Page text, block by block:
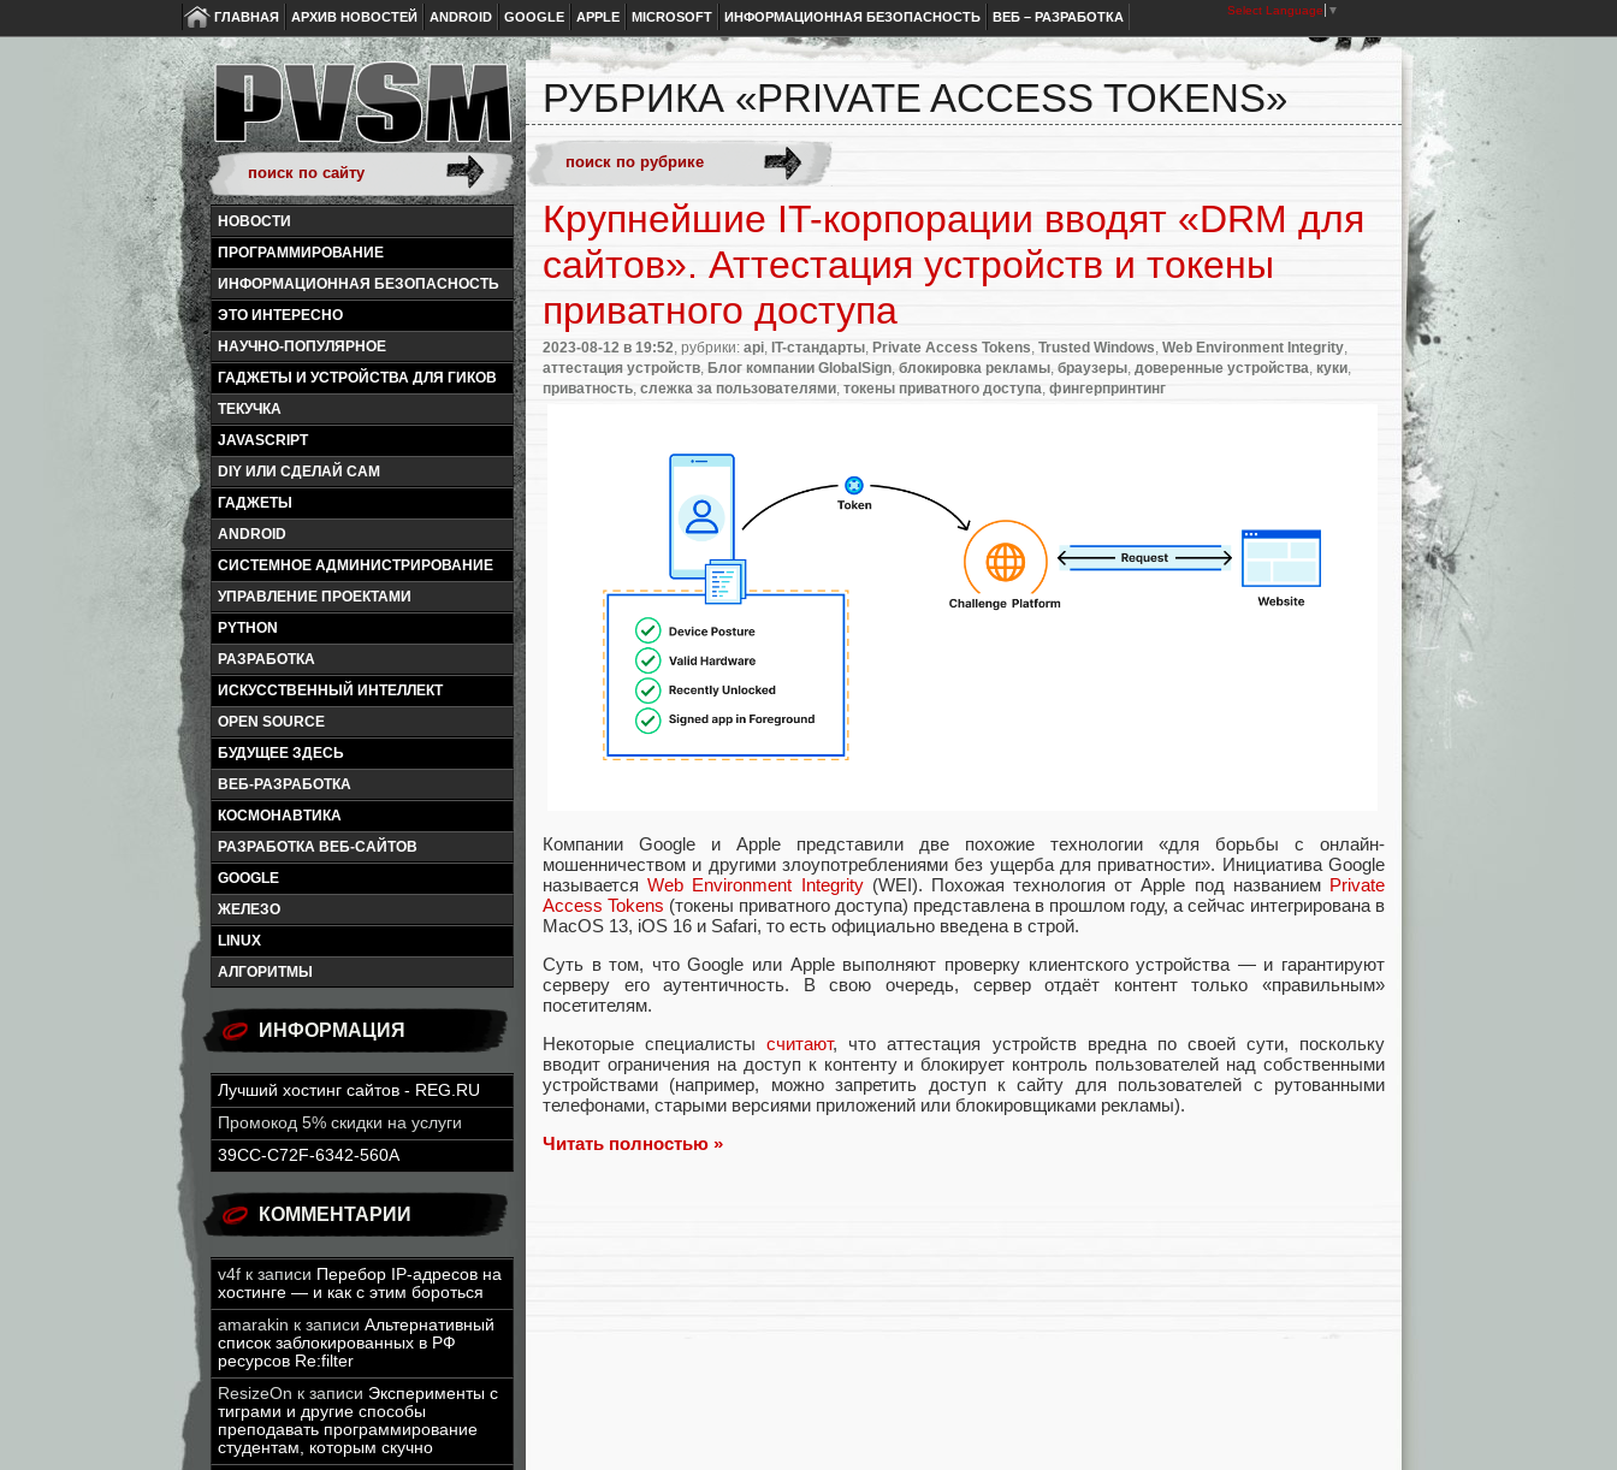
ГЛАВНАЯ АРХИВ НОВОСТЕЙ ANDROID GOOGLE APPLE MICROSOFT ИНФОРМАЦИОННАЯ БЕЗОПАСНОСТЬ ВЕБ – РАЗРАБОТКА Select Language ▼
НОВОСТИ
ПРОГРАММИРОВАНИЕ
ИНФОРМАЦИОННАЯ БЕЗОПАСНОСТЬ
ЭТО ИНТЕРЕСНО
НАУЧНО-ПОПУЛЯРНОЕ
ГАДЖЕТЫ И УСТРОЙСТВА ДЛЯ ГИКОВ
ТЕКУЧКА
JAVASCRIPT
DIY ИЛИ СДЕЛАЙ САМ
ГАДЖЕТЫ
ANDROID
СИСТЕМНОЕ АДМИНИСТРИРОВАНИЕ
УПРАВЛЕНИЕ ПРОЕКТАМИ
PYTHON
РАЗРАБОТКА
ИСКУССТВЕННЫЙ ИНТЕЛЛЕКТ
OPEN SOURCE
БУДУЩЕЕ ЗДЕСЬ
ВЕБ-РАЗРАБОТКА
КОСМОНАВТИКА
РАЗРАБОТКА ВЕБ-САЙТОВ
GOOGLE
ЖЕЛЕЗО
LINUX
АЛГОРИТМЫ
ИНФОРМАЦИЯ
Лучший хостинг сайтов - REG.RU
Промокод 5% скидки на услуги
39CC-C72F-6342-560A
КОММЕНТАРИИ
v4f к записи Перебор IP-адресов на
хостинге — и как с этим бороться
amarakin к записи Альтернативный
список заблокированных в РФ
ресурсов Re:filter
ResizeOn к записи Эксперименты с
тиграми и другие способы
преподавать программирование
студентам, которым скучно
РУБРИКА «PRIVATE ACCESS TOKENS»
Крупнейшие IT-корпорации вводят «DRM для
сайтов». Аттестация устройств и токены
приватного доступа
2023-08-12 в 19:52 , рубрики: api IT-стандарты Private Access Tokens Trusted Windows Web Environment Integrity
аттестация устройств Блог компании GlobalSign блокировка рекламы браузеры доверенные устройства куки
приватность слежка за пользователями токены приватного доступа фингерпринтинг
Компании Google и Apple представили две похожие технологии «для борьбы с онлайн-
мошенничеством и другими злоупотреблениями без ущерба для приватности». Инициатива Google
называетсяWeb Environment Integrity(WEI). Похожая технология от Apple под названием Private
Access Tokens (токены приватного доступа) представлена в прошлом году, а сейчас интегрирована в
MacOS 13, iOS 16 и Safari, то есть официально введена в строй.
Суть в том, что Google или Apple выполняют проверку клиентского устройства — и гарантируют
серверу его аутентичность. В свою очередь, сервер отдаёт контент только «правильным»
посетителям.
Некоторые специалистысчитают, что аттестация устройств вредна по своей сути, поскольку
вводит ограничения на доступ к контенту и блокирует контроль пользователей над собственными
устройствами (например, можно запретить доступ к сайту для пользователей с рутованными
телефонами, старыми версиями приложений или блокировщиками рекламы).
Читать полностью »